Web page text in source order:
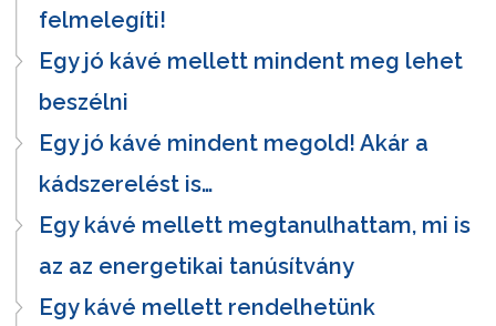
felmelegíti!
Egy jó kávé mellett mindent meg lehet
beszélni
Egy jó kávé mindent megold! Akár a
kádszerelést is…
Egy kávé mellett megtanulhattam, mi is
az az energetikai tanúsítvány
Egy kávé mellett rendelhetünk